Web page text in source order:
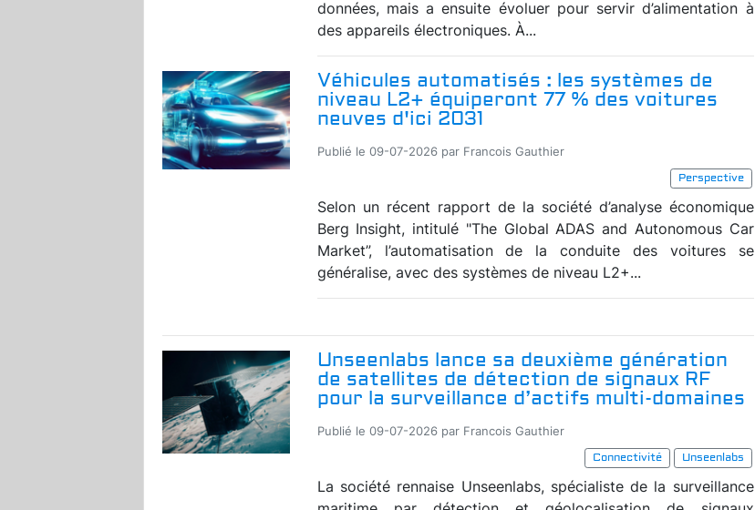
données, mais a ensuite évoluer pour servir d’alimentation à
des appareils électroniques. À...
Véhicules automatisés : les systèmes de
niveau L2+ équiperont 77 % des voitures
neuves d'ici 2031
Publié le 09-07-2026 par Francois Gauthier
Perspective
Selon un récent rapport de la société d’analyse économique
Berg Insight, intitulé "The Global ADAS and Autonomous Car
Market”, l’automatisation de la conduite des voitures se
généralise, avec des systèmes de niveau L2+...
Unseenlabs lance sa deuxième génération
de satellites de détection de signaux RF
pour la surveillance d’actifs multi-domaines
Publié le 09-07-2026 par Francois Gauthier
Connectivité
Unseenlabs
La société rennaise Unseenlabs, spécialiste de la surveillance